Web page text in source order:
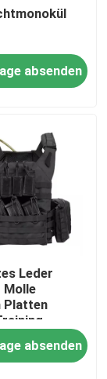
absenden
Leder
Molle
Platten
Weste mit
absenden